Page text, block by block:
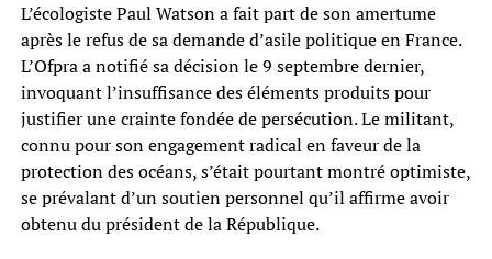
L’écologiste Paul Watson a fait part de son amertume
après le refus de sa demande d’asile politique en France.
L’Ofpra a notifié sa décision le 9 septembre dernier,
invoquant l’insuffisance des éléments produits pour
justifier une crainte fondée de persécution. Le militant,
connu pour son engagement radical en faveur de la
protection des océans, s’était pourtant montré optimiste,
se prévalant d’un soutien personnel qu’il affirme avoir
obtenu du président de la République.